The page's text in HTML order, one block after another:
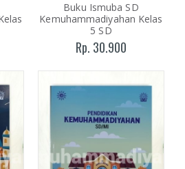
Buku Ismuba SD
Kemuhammadiyahan Kelas
5 SD
Rp. 30.900